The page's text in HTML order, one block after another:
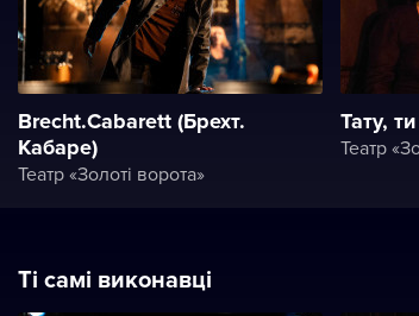
Brecht.Cabarett (Брехт.
Кабаре)
Театр «Золоті ворота»
Тату,
Театр
Ті самі виконавці